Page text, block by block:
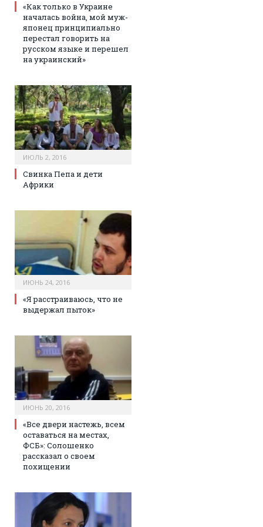
«Как только в Украине
началась война, мой муж-
японец принципиально
перестал говорить на
русском языке и перешел
на украинский»
ИЮЛЬ 2, 2016
Свинка Пепа и дети
Африки
ИЮНЬ 24, 2016
«Я расстраиваюсь, что не
выдержал пыток»
ИЮНЬ 20, 2016
«Все двери настежь, всем
оставаться на местах,
ФСБ»: Солошенко
рассказал о своем
похищении